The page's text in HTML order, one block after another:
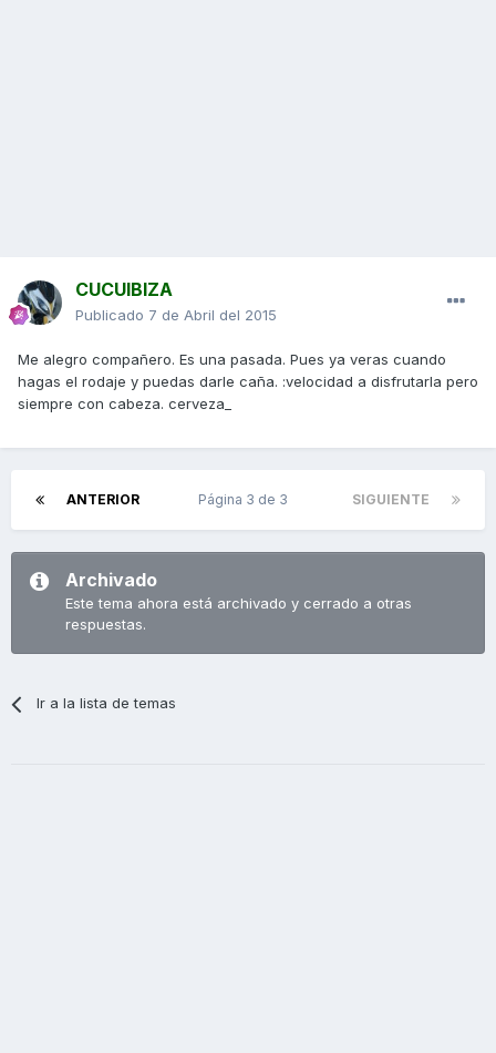
CUCUIBIZA
Publicado 7 de Abril del 2015
Me alegro compañero. Es una pasada. Pues ya veras cuando
hagas el rodaje y puedas darle caña. :velocidad a disfrutarla pero
siempre con cabeza. cerveza_
ANTERIOR SIGUIENTE
Página 3 de 3
Archivado
Este tema ahora está archivado y cerrado a otras
respuestas.
Ir a la lista de temas